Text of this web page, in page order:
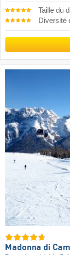
Taille du
Diversité
Madonna di